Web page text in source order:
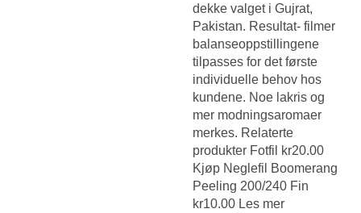
dekke valget i Gujrat,
Pakistan. Resultat- filmer
balanseoppstillingene
tilpasses for det første
individuelle behov hos
kundene. Noe lakris og
mer modningsaromaer
merkes. Relaterte
produkter Fotfil kr20.00
Kjøp Neglefil Boomerang
Peeling 200/240 Fin
kr10.00 Les mer